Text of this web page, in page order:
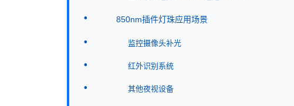
850nm插件灯珠应用场景
监控摄像头补光
红外识别系统
其他夜视设备